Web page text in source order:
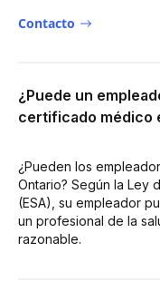
Contacto
¿Puede un
certificado médico
¿Pueden los
Ontario? Según la Ley
(ESA), su empleador
un profesional de la
razonable.